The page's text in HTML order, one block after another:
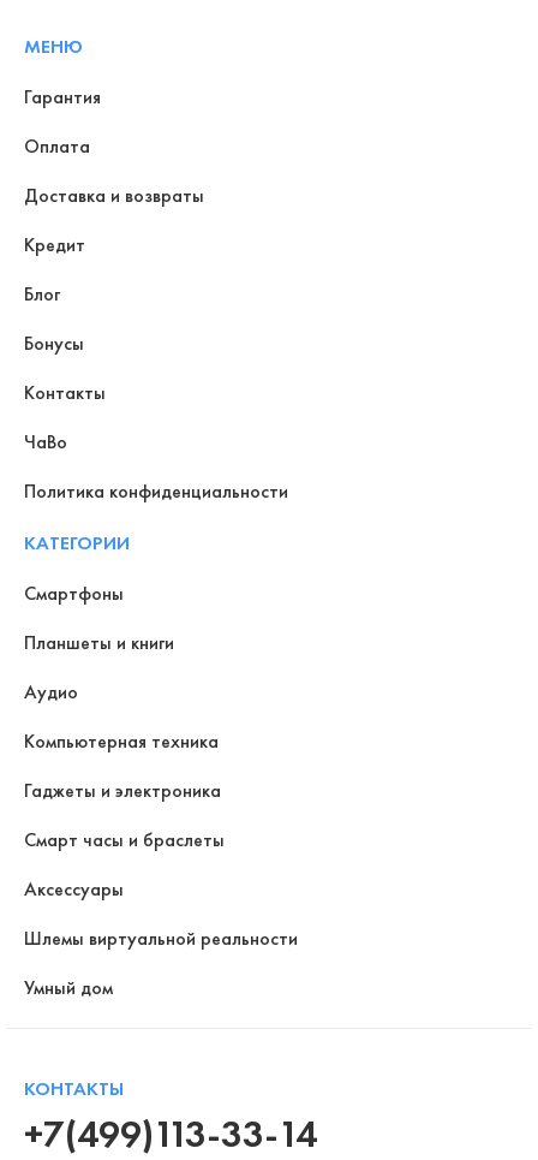
МЕНЮ
Гарантия
Оплата
Доставка и возвраты
Кредит
Блог
Бонусы
Контакты
ЧаВо
Политика конфиденциальности
КАТЕГОРИИ
Смартфоны
Планшеты и книги
Аудио
Компьютерная техника
Гаджеты и электроника
Смарт часы и браслеты
Аксессуары
Шлемы виртуальной реальности
Умный дом
КОНТАКТЫ
+7(499)113-33-14